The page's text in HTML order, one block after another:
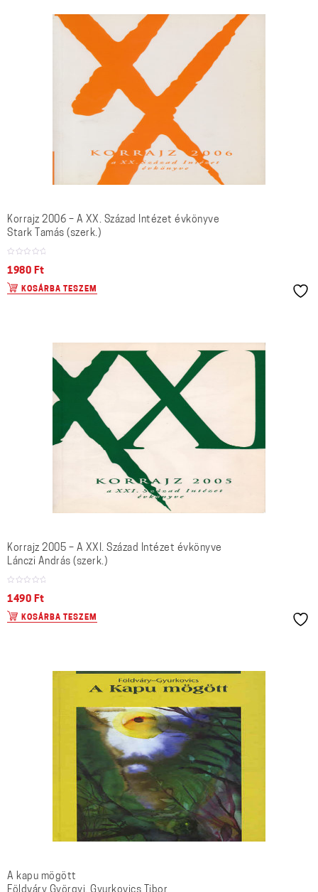
Korrajz 2006 – A XX. Század Intézet évkönyve
Stark Tamás (szerk.)
1980 Ft
KOSÁRBA TESZEM
Korrajz 2005 – A XXI. Század Intézet évkönyve
Lánczi András (szerk.)
1490 Ft
KOSÁRBA TESZEM
A kapu mögött